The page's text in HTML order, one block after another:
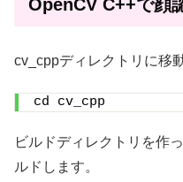
OpenCV C++で顔
cv_cppディレクトリに移
cd cv_cpp
ビルドディレクトリを作
ルドします。